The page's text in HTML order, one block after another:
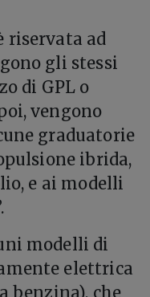
riservata ad
gli stessi
di GPL o
vengono
graduatorie
ibrida,
e ai modelli
modelli di
elettrica
benzina), che